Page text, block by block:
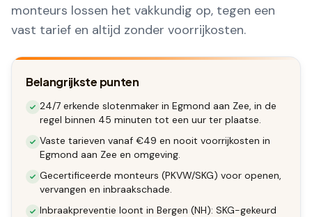
monteurs lossen het vakkundig op, tegen een
vast tarief en altijd zonder voorrijkosten.
Belangrijkste punten
24/7 erkende slotenmaker in Egmond aan Zee, in de
regel binnen 45 minuten tot een uur ter plaatse.
Vaste tarieven vanaf €49 en nooit voorrijkosten in
Egmond aan Zee en omgeving.
Gecertificeerde monteurs (PKVW/SKG) voor openen,
vervangen en inbraakschade.
Inbraakpreventie loont in Bergen (NH): SKG-gekeurd